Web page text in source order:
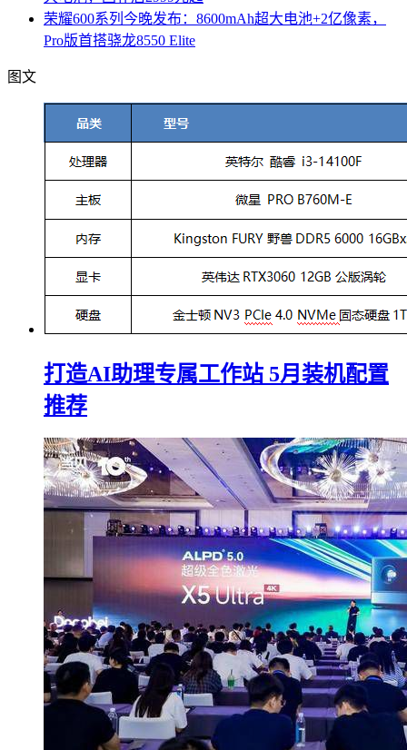
荣耀600系列今晚发布：8600mAh超大电池+2亿像素，
Pro版首搭骁龙8550 Elite
图文
打造AI助理专属工作站 5月装机配置
推荐